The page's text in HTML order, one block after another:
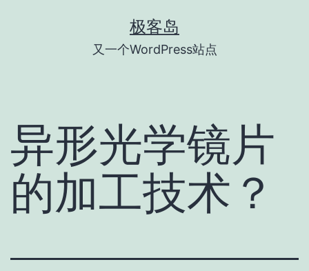
极客岛
又一个WordPress站点
异形光学镜片
的加工技术？